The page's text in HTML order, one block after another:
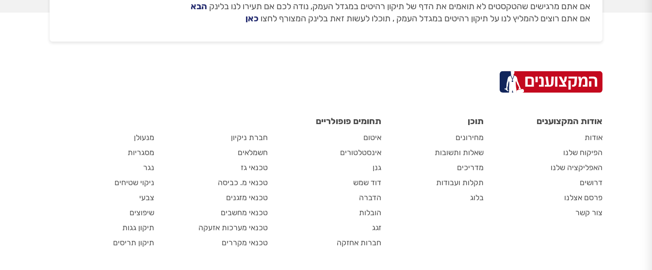
אם אתם מרגישים שהטקסטים לא תואמים את הדף של תיקון רהיטים במגדל העמק, נודה לכם אם תעירו לנו בלינק הבא
אם אתם רוצים להמליץ לנו על תיקון רהיטים במגדל העמק , תוכלו לעשות זאת בלינק המצורף לחצו כאן
אודות המקצוענים
אודות
הפיקוח שלנו
האפליקציה שלנו
דרושים
פרסם אצלנו
צור קשר
תוכן
מחירונים
שאלות ותשובות
מדריכים
תקלות ועבודות
בלוג
תחומים פופולריים
איטום
אינסטלטורים
גנן
דוד שמש
הדברה
הובלות
זגג
חברות אחזקה
חברת ניקיון
חשמלאים
טכנאי גז
טכנאי מ. כביסה
טכנאי מזגנים
טכנאי מחשבים
טכנאי מערכות אזעקה
טכנאי מקררים
מנעולן
מסגריות
נגר
ניקוי שטיחים
צבעי
שיפוצים
תיקון גגות
תיקון תריסים